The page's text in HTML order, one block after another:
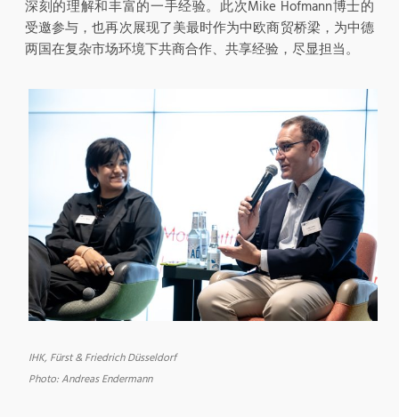
深刻的理解和丰富的一手经验。此次Mike Hofmann博士的
受邀参与，也再次展现了美最时作为中欧商贸桥梁，为中德
两国在复杂市场环境下共商合作、共享经验，尽显担当。
IHK, Fürst & Friedrich Düsseldorf
Photo: Andreas Endermann